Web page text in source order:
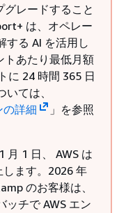
グレードすること
は、オペレー
する AI を活用し
トあたり最低月額
に 24 時間 365 日
ては、
の詳細
」を参照
月 1 日、 AWS は
ます。2026 年
のお客様は、
ッチで AWS エン